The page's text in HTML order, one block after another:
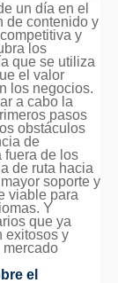
un día en el
de contenido y
y
los
que se utiliza
el valor
los negocios.
a cabo la
pasos
obstáculos
de
fuera de los
de ruta hacia
soporte y
viable para
Y
que ya
exitosos y
el